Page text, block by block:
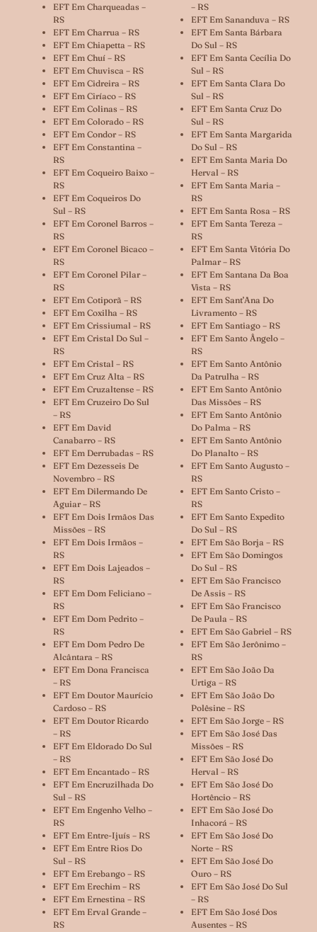
EFT Em Charqueadas –
RS
EFT Em Charrua – RS
EFT Em Chiapetta – RS
EFT Em Chuí – RS
EFT Em Chuvisca – RS
EFT Em Cidreira – RS
EFT Em Ciríaco – RS
EFT Em Colinas – RS
EFT Em Colorado – RS
EFT Em Condor – RS
EFT Em Constantina –
RS
EFT Em Coqueiro Baixo –
RS
EFT Em Coqueiros Do
Sul – RS
EFT Em Coronel Barros –
RS
EFT Em Coronel Bicaco –
RS
EFT Em Coronel Pilar –
RS
EFT Em Cotiporã – RS
EFT Em Coxilha – RS
EFT Em Crissiumal – RS
EFT Em Cristal Do Sul –
RS
EFT Em Cristal – RS
EFT Em Cruz Alta – RS
EFT Em Cruzaltense – RS
EFT Em Cruzeiro Do Sul
– RS
EFT Em David
Canabarro – RS
EFT Em Derrubadas – RS
EFT Em Dezesseis De
Novembro – RS
EFT Em Dilermando De
Aguiar – RS
EFT Em Dois Irmãos Das
Missões – RS
EFT Em Dois Irmãos –
RS
EFT Em Dois Lajeados –
RS
EFT Em Dom Feliciano –
RS
EFT Em Dom Pedrito –
RS
EFT Em Dom Pedro De
Alcântara – RS
EFT Em Dona Francisca
– RS
EFT Em Doutor Maurício
Cardoso – RS
EFT Em Doutor Ricardo
– RS
EFT Em Eldorado Do Sul
– RS
EFT Em Encantado – RS
EFT Em Encruzilhada Do
Sul – RS
EFT Em Engenho Velho –
RS
EFT Em Entre-Ijuís – RS
EFT Em Entre Rios Do
Sul – RS
EFT Em Erebango – RS
EFT Em Erechim – RS
EFT Em Ernestina – RS
EFT Em Erval Grande –
RS
– RS
EFT Em Sananduva – RS
EFT Em Santa Bárbara
Do Sul – RS
EFT Em Santa Cecília Do
Sul – RS
EFT Em Santa Clara Do
Sul – RS
EFT Em Santa Cruz Do
Sul – RS
EFT Em Santa Margarida
Do Sul – RS
EFT Em Santa Maria Do
Herval – RS
EFT Em Santa Maria –
RS
EFT Em Santa Rosa – RS
EFT Em Santa Tereza –
RS
EFT Em Santa Vitória Do
Palmar – RS
EFT Em Santana Da Boa
Vista – RS
EFT Em Sant’Ana Do
Livramento – RS
EFT Em Santiago – RS
EFT Em Santo Ângelo –
RS
EFT Em Santo Antônio
Da Patrulha – RS
EFT Em Santo Antônio
Das Missões – RS
EFT Em Santo Antônio
Do Palma – RS
EFT Em Santo Antônio
Do Planalto – RS
EFT Em Santo Augusto –
RS
EFT Em Santo Cristo –
RS
EFT Em Santo Expedito
Do Sul – RS
EFT Em São Borja – RS
EFT Em São Domingos
Do Sul – RS
EFT Em São Francisco
De Assis – RS
EFT Em São Francisco
De Paula – RS
EFT Em São Gabriel – RS
EFT Em São Jerônimo –
RS
EFT Em São João Da
Urtiga – RS
EFT Em São João Do
Polêsine – RS
EFT Em São Jorge – RS
EFT Em São José Das
Missões – RS
EFT Em São José Do
Herval – RS
EFT Em São José Do
Hortêncio – RS
EFT Em São José Do
Inhacorá – RS
EFT Em São José Do
Norte – RS
EFT Em São José Do
Ouro – RS
EFT Em São José Do Sul
– RS
EFT Em São José Dos
Ausentes – RS